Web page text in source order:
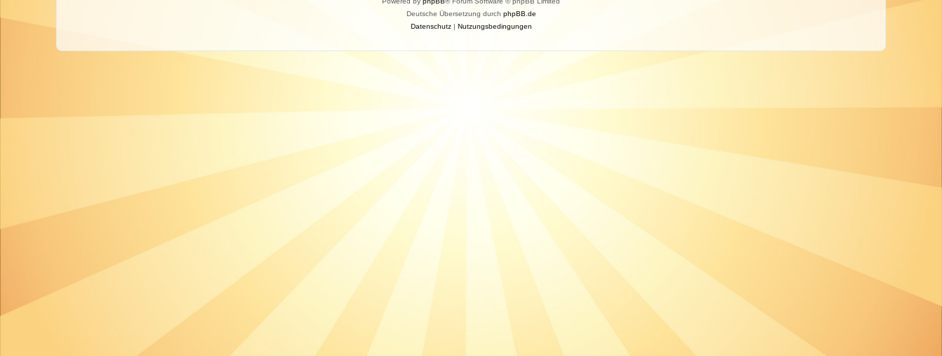
Deutsche Übersetzung durch phpBB.de
Datenschutz| Nutzungsbedingungen